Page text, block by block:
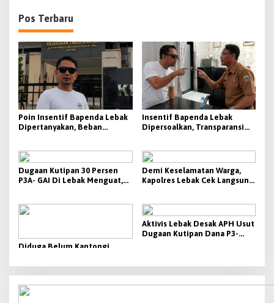
Pos Terbaru
Poin Insentif Bapenda Lebak
Dipertanyakan, Beban
dengan Besaran yang
Diterima
Insentif Bapenda Lebak
Dipersoalkan, Transparansi
Dugaan Kutipan 30 Persen
P3A- GAI Di Lebak Menguat,
Demi Keselamatan Warga,
Kapolres Lebak Cek Langsung
Diduga Belum Kantongi
Desak Pemkab Lebak
Hentikan Operasional PT
Beton Cipta Labuan
Aktivis Lebak Desak APH Usut
Dugaan Kutipan Dana P3-